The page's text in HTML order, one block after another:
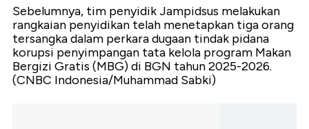
Sebelumnya, tim penyidik Jampidsus melakukan
rangkaian penyidikan telah menetapkan tiga orang
tersangka dalam perkara dugaan tindak pidana
korupsi penyimpangan tata kelola program Makan
Bergizi Gratis (MBG) di BGN tahun 2025-2026.
(CNBC Indonesia/Muhammad Sabki)